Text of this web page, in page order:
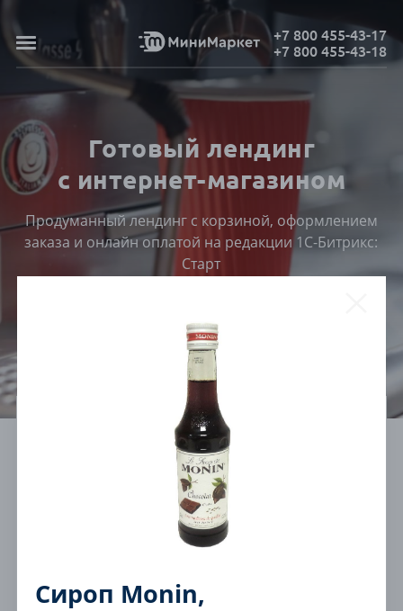
+7 800 455-43-17
+7 800 455-43-18
Готовый лендинг
с интернет-магазином
Продуманный лендинг с корзиной, оформлением
заказа и онлайн оплатой на редакции 1С-Битрикс:
Старт
ПОСМОТРЕТЬ КАТАЛОГ
Cashback на все от
Быстрая доставка
Сироп Monin,